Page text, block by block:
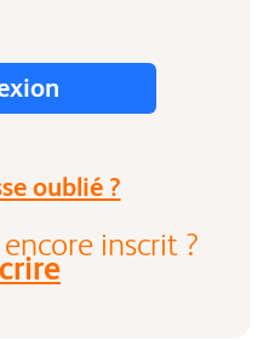
oublié ?
inscrit ?